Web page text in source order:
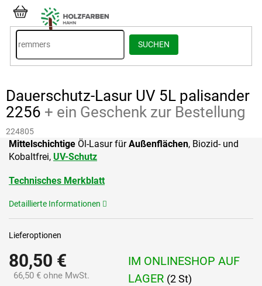
Inhalt
springen
SUCHEN
WARENKORB
Dauerschutz-Lasur UV 5L palisander
2256 + ein Geschenk zur Bestellung
224805
80,50 €
66,50 € ohne MwSt.
IM ONLINESHOP AUF
LAGER (2 St)
Lieferoptionen
Mittelschichtige Öl-Lasur fürAußenflächen, Biozid- und
Kobaltfrei, UV-Schutz
Technisches Merkblatt
Detaillierte Informationen